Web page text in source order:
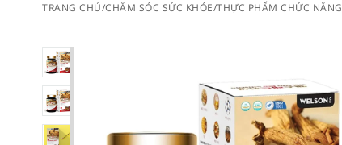
TRANG CHỦ/CHĂM SÓC SỨC KHỎE/THỰC PHẨM CHỨC NĂNG